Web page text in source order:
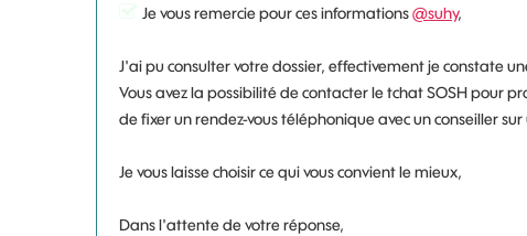
Je vous remercie pour ces informations@suhy,
J'ai pu consulter votre dossier, effectivement je constate
Vous avez la possibilité de contacter le tchat SOSH pour
de fixer un rendez-vous téléphonique avec un conseiller
Je vous laisse choisir ce qui vous convient le mieux,
Dans l'attente de votre réponse,